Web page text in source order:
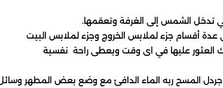
العثور عليها في اى وقت ويعطى راحة نفسية